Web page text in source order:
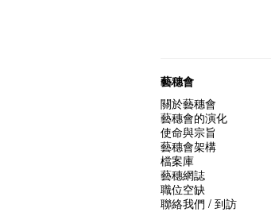
藝穗會
關於藝穗會
藝穗會的演化
使命與宗旨
藝穗會架構
檔案庫
藝穗網誌
職位空缺
聯絡我們 / 到訪